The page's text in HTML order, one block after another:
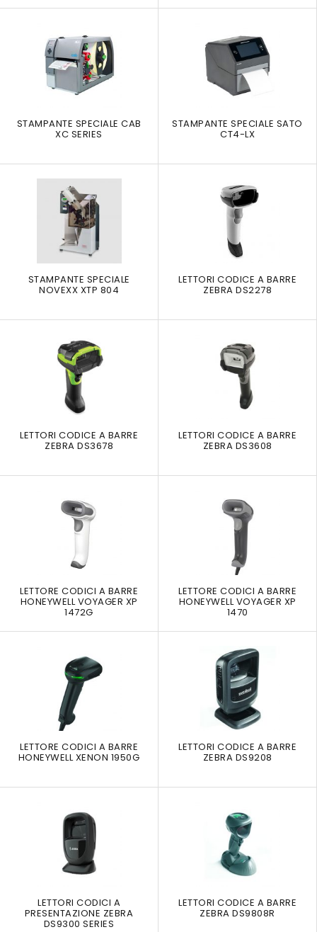
STAMPANTE SPECIALE CAB
XC SERIES
STAMPANTE SPECIALE SATO
CT4-LX
STAMPANTE SPECIALE
NOVEXX XTP 804
LETTORI CODICE A BARRE
ZEBRA DS2278
LETTORI CODICE A BARRE
ZEBRA DS3678
LETTORI CODICE A BARRE
ZEBRA DS3608
LETTORE CODICI A BARRE
HONEYWELL VOYAGER XP
1472G
LETTORE CODICI A BARRE
HONEYWELL VOYAGER XP
1470
LETTORE CODICI A BARRE
HONEYWELL XENON 1950G
LETTORI CODICE A BARRE
ZEBRA DS9208
LETTORI CODICI A
PRESENTAZIONE ZEBRA
DS9300 SERIES
LETTORI CODICE A BARRE
ZEBRA DS9808R